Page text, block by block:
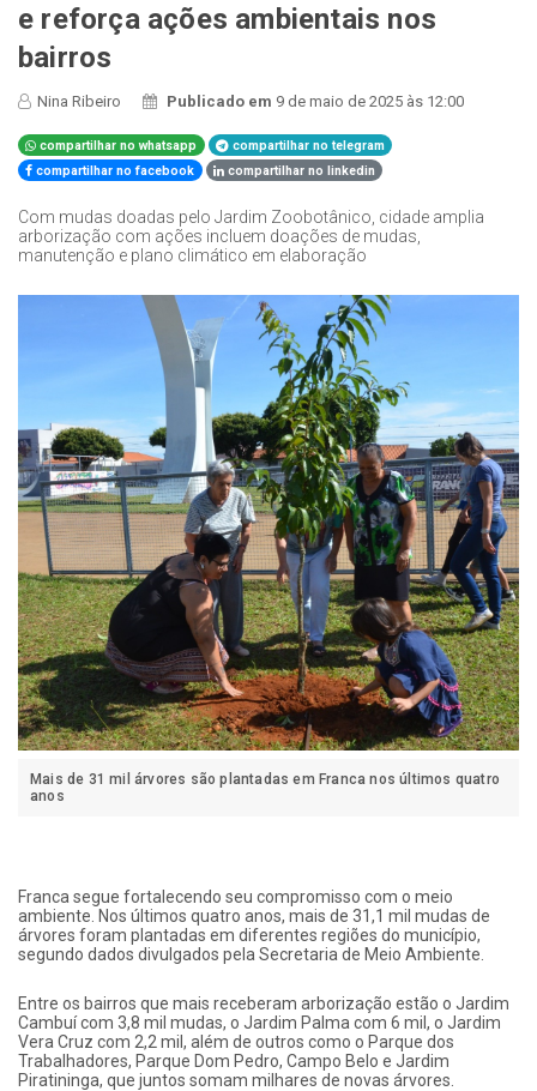
e reforça ações ambientais nos
bairros
Nina Ribeiro Publicado em 9 de maio de 2025 às 12:00
compartilhar no whatsapp
compartilhar no telegram
compartilhar no facebook
compartilhar no linkedin
Com mudas doadas pelo Jardim Zoobotânico, cidade amplia
arborização com ações incluem doações de mudas,
manutenção e plano climático em elaboração
Mais de 31 mil árvores são plantadas em Franca nos últimos quatro
anos
Franca segue fortalecendo seu compromisso com o meio
ambiente. Nos últimos quatro anos, mais de 31,1 mil mudas de
árvores foram plantadas em diferentes regiões do município,
segundo dados divulgados pela Secretaria de Meio Ambiente.
Entre os bairros que mais receberam arborização estão o Jardim
Cambuí com 3,8 mil mudas, o Jardim Palma com 6 mil, o Jardim
Vera Cruz com 2,2 mil, além de outros como o Parque dos
Trabalhadores, Parque Dom Pedro, Campo Belo e Jardim
Piratininga, que juntos somam milhares de novas árvores.